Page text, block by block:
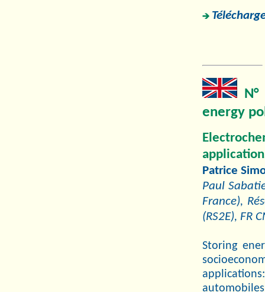
energy
Patrice
Paul
France),
(RS2E), FR
Storing